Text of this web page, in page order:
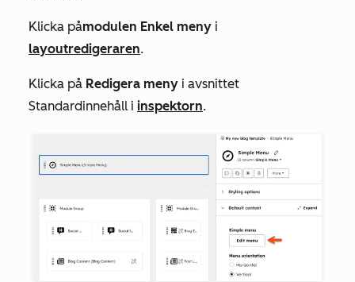
Klicka påmodulen Enkel meny i
layoutredigeraren.
Klicka på Redigera meny i avsnittet
Standardinnehåll i inspektorn.